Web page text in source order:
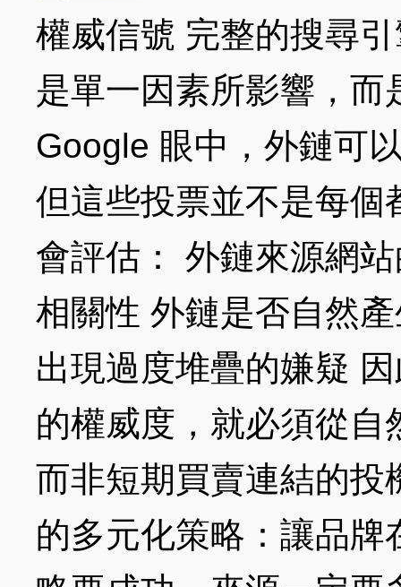
權威信號 完整的搜尋
是單一因素所影響，
Google 眼中，外鏈可
但這些投票並不是每個
會評估： 外鏈來源網
相關性 外鏈是否自然
出現過度堆疊的嫌疑
的權威度，就必須從
而非短期買賣連結的
的多元化策略：讓品